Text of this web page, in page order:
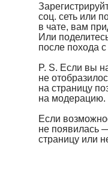
соц. сеть или
в чате, вам
Или
после похода
P. S. Если вы
не
на страницу
на модерацию.
Если
не появилась
страницу или